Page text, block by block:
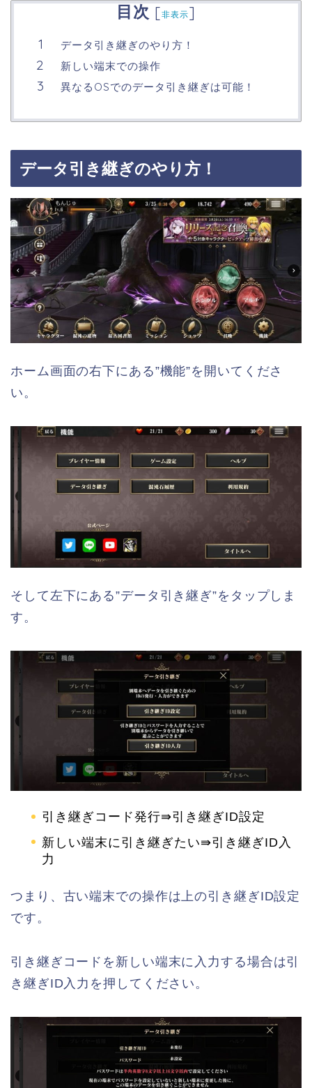
目次 [非表示]
データ引き継ぎのやり方！
新しい端末での操作
異なるOSでのデータ引き継ぎは可能！
データ引き継ぎのやり方！
ホーム画面の右下にある”機能”を開いてくださ
い。
そして左下にある”データ引き継ぎ”をタップしま
す。
引き継ぎコード発行⇛引き継ぎID設定
新しい端末に引き継ぎたい⇛引き継ぎID入
力
つまり、古い端末での操作は上の引き継ぎID設定
です。
引き継ぎコードを新しい端末に入力する場合は引
き継ぎID入力を押してください。